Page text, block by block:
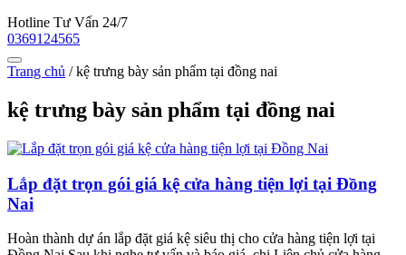
Hotline Tư Vấn 24/7
0369124565
Trang chủ /kệ trưng bày sản phẩm tại đồng nai
kệ trưng bày sản phẩm tại đồng nai
Lắp đặt trọn gói giá kệ cửa hàng tiện lợi tại Đồng
Nai
Hoàn thành dự án lắp đặt giá kệ siêu thị cho cửa hàng tiện lợi tại